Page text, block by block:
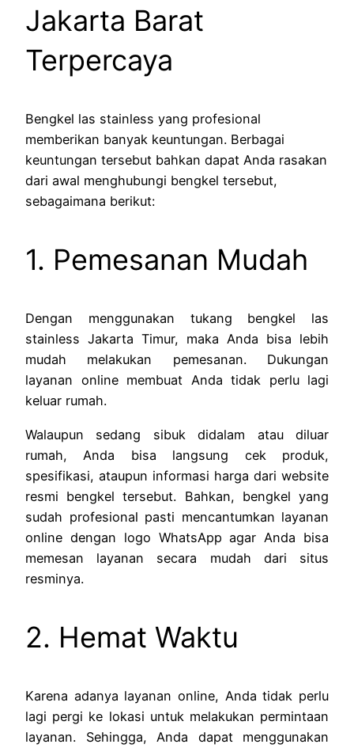
Jakarta Barat
Terpercaya
Bengkel las stainless yang profesional
memberikan banyak keuntungan. Berbagai
keuntungan tersebut bahkan dapat Anda rasakan
dari awal menghubungi bengkel tersebut,
sebagaimana berikut:
1. Pemesanan Mudah
Dengan menggunakan tukang bengkel las
stainless Jakarta Timur, maka Anda bisa lebih
mudah melakukan pemesanan. Dukungan
layanan online membuat Anda tidak perlu lagi
keluar rumah.
Walaupun sedang sibuk didalam atau diluar
rumah, Anda bisa langsung cek produk,
spesifikasi, ataupun informasi harga dari website
resmi bengkel tersebut. Bahkan, bengkel yang
sudah profesional pasti mencantumkan layanan
online dengan logo WhatsApp agar Anda bisa
memesan layanan secara mudah dari situs
resminya.
2. Hemat Waktu
Karena adanya layanan online, Anda tidak perlu
lagi pergi ke lokasi untuk melakukan permintaan
layanan. Sehingga, Anda dapat menggunakan